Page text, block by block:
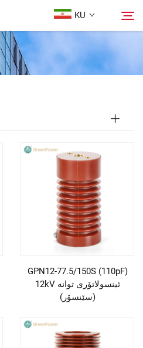
KU
GPN12-77.5/150S (110pF)
12kV ئینسولاتۆری توانە
(سێنسۆر)